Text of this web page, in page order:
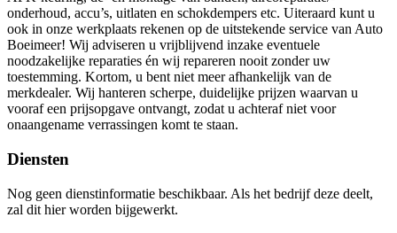
onderhoud, accu’s, uitlaten en schokdempers etc. Uiteraard kunt u
ook in onze werkplaats rekenen op de uitstekende service van Auto
Boeimeer! Wij adviseren u vrijblijvend inzake eventuele
noodzakelijke reparaties én wij repareren nooit zonder uw
toestemming. Kortom, u bent niet meer afhankelijk van de
merkdealer. Wij hanteren scherpe, duidelijke prijzen waarvan u
vooraf een prijsopgave ontvangt, zodat u achteraf niet voor
onaangename verrassingen komt te staan.
Diensten
Nog geen dienstinformatie beschikbaar. Als het bedrijf deze deelt,
zal dit hier worden bijgewerkt.